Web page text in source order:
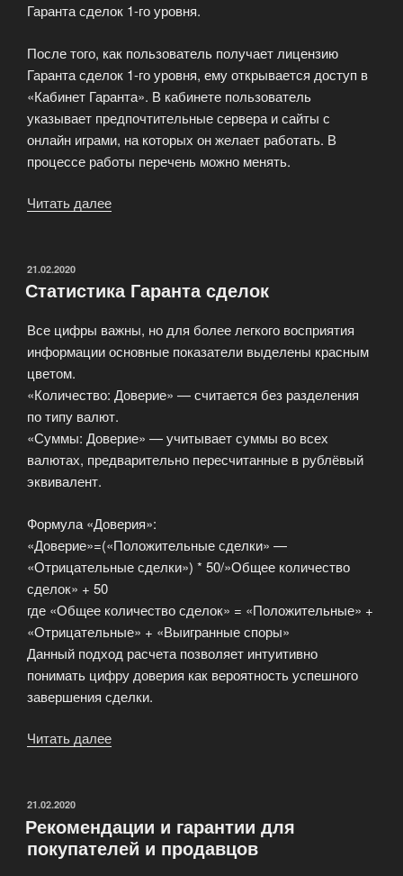
Гаранта сделок 1-го уровня.
После того, как пользователь получает лицензию
Гаранта сделок 1-го уровня, ему открывается доступ в
«Кабинет Гаранта». В кабинете пользователь
указывает предпочтительные сервера и сайты с
онлайн играми, на которых он желает работать. В
процессе работы перечень можно менять.
Читать далее
ОПУБЛИКОВАНО
21.02.2020
Статистика Гаранта сделок
Все цифры важны, но для более легкого восприятия
информации основные показатели выделены красным
цветом.
«Количество: Доверие» — считается без разделения
по типу валют.
«Суммы: Доверие» — учитывает суммы во всех
валютах, предварительно пересчитанные в рублёвый
эквивалент.
Формула «Доверия»:
«Доверие»=(«Положительные сделки» —
«Отрицательные сделки») * 50/»Общее количество
сделок» + 50
где «Общее количество сделок» = «Положительные» +
«Отрицательные» + «Выигранные споры»
Данный подход расчета позволяет интуитивно
понимать цифру доверия как вероятность успешного
завершения сделки.
Читать далее
ОПУБЛИКОВАНО
21.02.2020
Рекомендации и гарантии для
покупателей и продавцов